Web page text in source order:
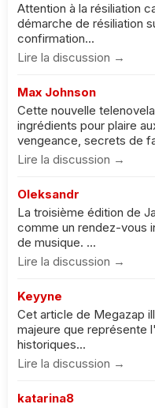
Attention à la résiliation
démarche de résiliation
confirmation...
Lire la discussion →
Max Johnson
Cette nouvelle
ingrédients pour plaire
vengeance, secrets de
Lire la discussion →
Oleksandr
La troisième édition de
comme un rendez-vous
de musique. ...
Lire la discussion →
Keyyne
Cet article de Megazap
majeure que représente
historiques...
Lire la discussion →
katarina8